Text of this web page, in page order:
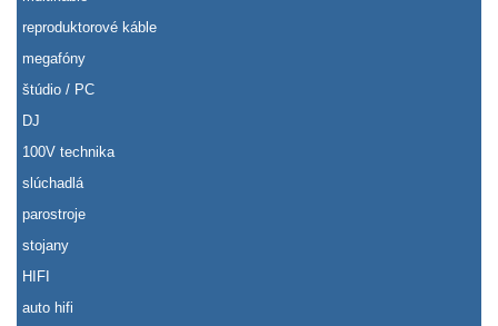
reproduktorové káble
megafóny
štúdio / PC
DJ
100V technika
slúchadlá
parostroje
stojany
HIFI
auto hifi